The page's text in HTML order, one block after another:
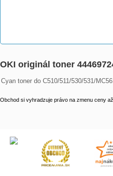
OKI originál toner
Cyan toner do C510/511/530/531/
Obchod si vyhradzuje právo na zmenu ceny